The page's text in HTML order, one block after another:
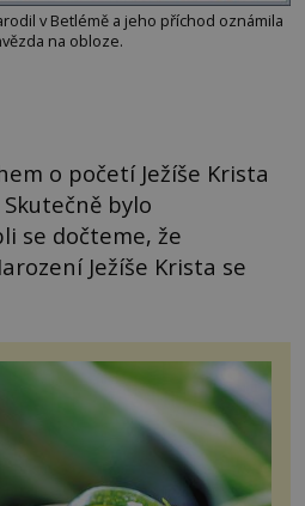
v Betlémě a jeho příchod oznámila
na obloze.
o početí Ježíše Krista
bylo
se dočteme, že
Ježíše Krista se